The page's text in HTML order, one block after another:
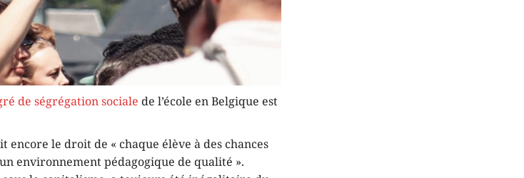
de ségrégation sociale de l’école en Belgique est
le droit de « chaque élève à des chances
environnement pédagogique de qualité ».